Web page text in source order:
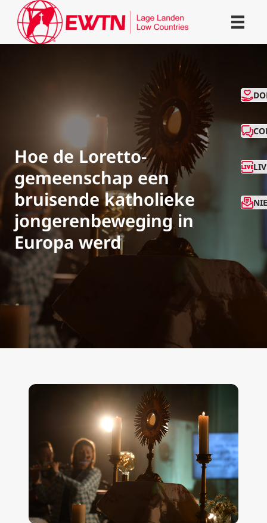
Hoe de Loretto-
gemeenschap een
bruisende katholieke
jongerenbeweging in
Europa werd